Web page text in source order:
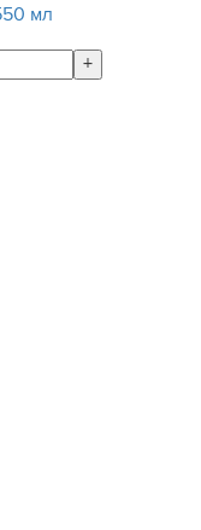
мл
+